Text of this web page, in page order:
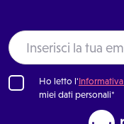
Ho letto l'
miei dati personali*